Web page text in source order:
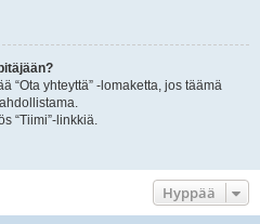
“Ota yhteyttä” -lomaketta, jos täämä
“Tiimi”-linkkiä.
Hyppää